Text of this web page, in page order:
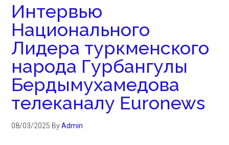
Интервью
Национального
Лидера туркменского
народа Гурбангулы
Бердымухамедова
телеканалу Euronews
08/03/2025 ByAdmin